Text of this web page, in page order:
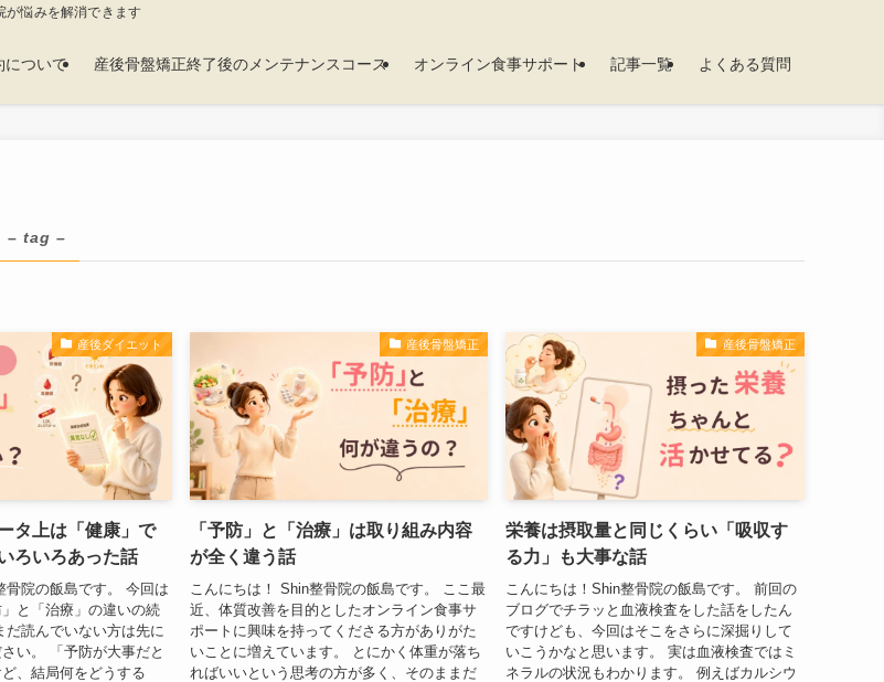
悩みを解消できます。
について 産後骨盤矯正終了後のメンテナンスコース オンライン食事サポート 記事一覧 よくある質問
– tag –
産後ダイエット
タ上は「健康」で
ろいろあった話
骨院の飯島です。 今回は
と「治療」の違いの続
だ読んでいない方は先に
い。 「予防が大事だと
、結局何をどうする
産後骨盤矯正
「予防」と「治療」は取り組み内容
が全く違う話
こんにちは！ Shin整骨院の飯島です。 ここ最
近、体質改善を目的としたオンライン食事サ
ポートに興味を持ってくださる方がありがた
いことに増えています。 とにかく体重が落ち
ればいいという思考の方が多く、そのままだ
産後骨盤矯正
栄養は摂取量と同じくらい「吸収す
る力」も大事な話
こんにちは！Shin整骨院の飯島です。 前回の
ブログでチラッと血液検査をした話をしたん
ですけども、今回はそこをさらに深掘りして
いこうかなと思います。 実は血液検査ではミ
ネラルの状況もわかります。 例えばカルシウ